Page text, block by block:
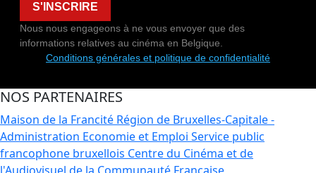
S'INSCRIRE
Nous nous engageons à ne vous envoyer que des
informations relatives au cinéma en Belgique.
Conditions générales et politique de confidentialité
NOS PARTENAIRES
Maison de la Francité Région de Bruxelles-Capitale -
Administration Economie et Emploi Service public
francophone bruxellois Centre du Cinéma et de